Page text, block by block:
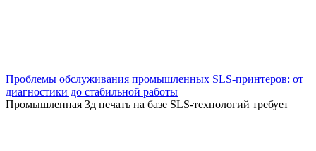
Проблемы обслуживания промышленных SLS-принтеров: от
диагностики до стабильной работы
Промышленная 3д печать на базе SLS-технологий требует